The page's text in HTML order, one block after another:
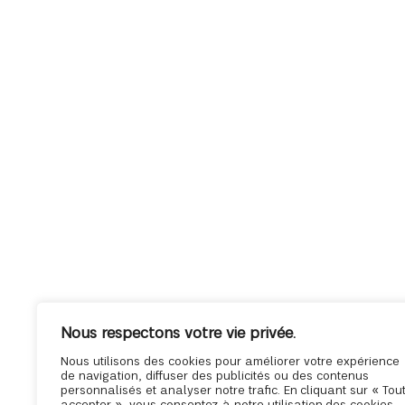
Nous respectons votre vie privée.
Nous utilisons des cookies pour améliorer votre expérience
de navigation, diffuser des publicités ou des contenus
personnalisés et analyser notre trafic. En cliquant sur « Tout